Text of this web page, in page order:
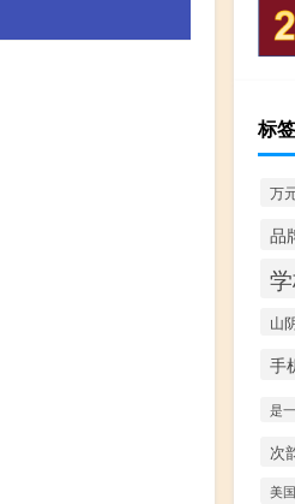
标签
万
品
山
手
是
次
美国